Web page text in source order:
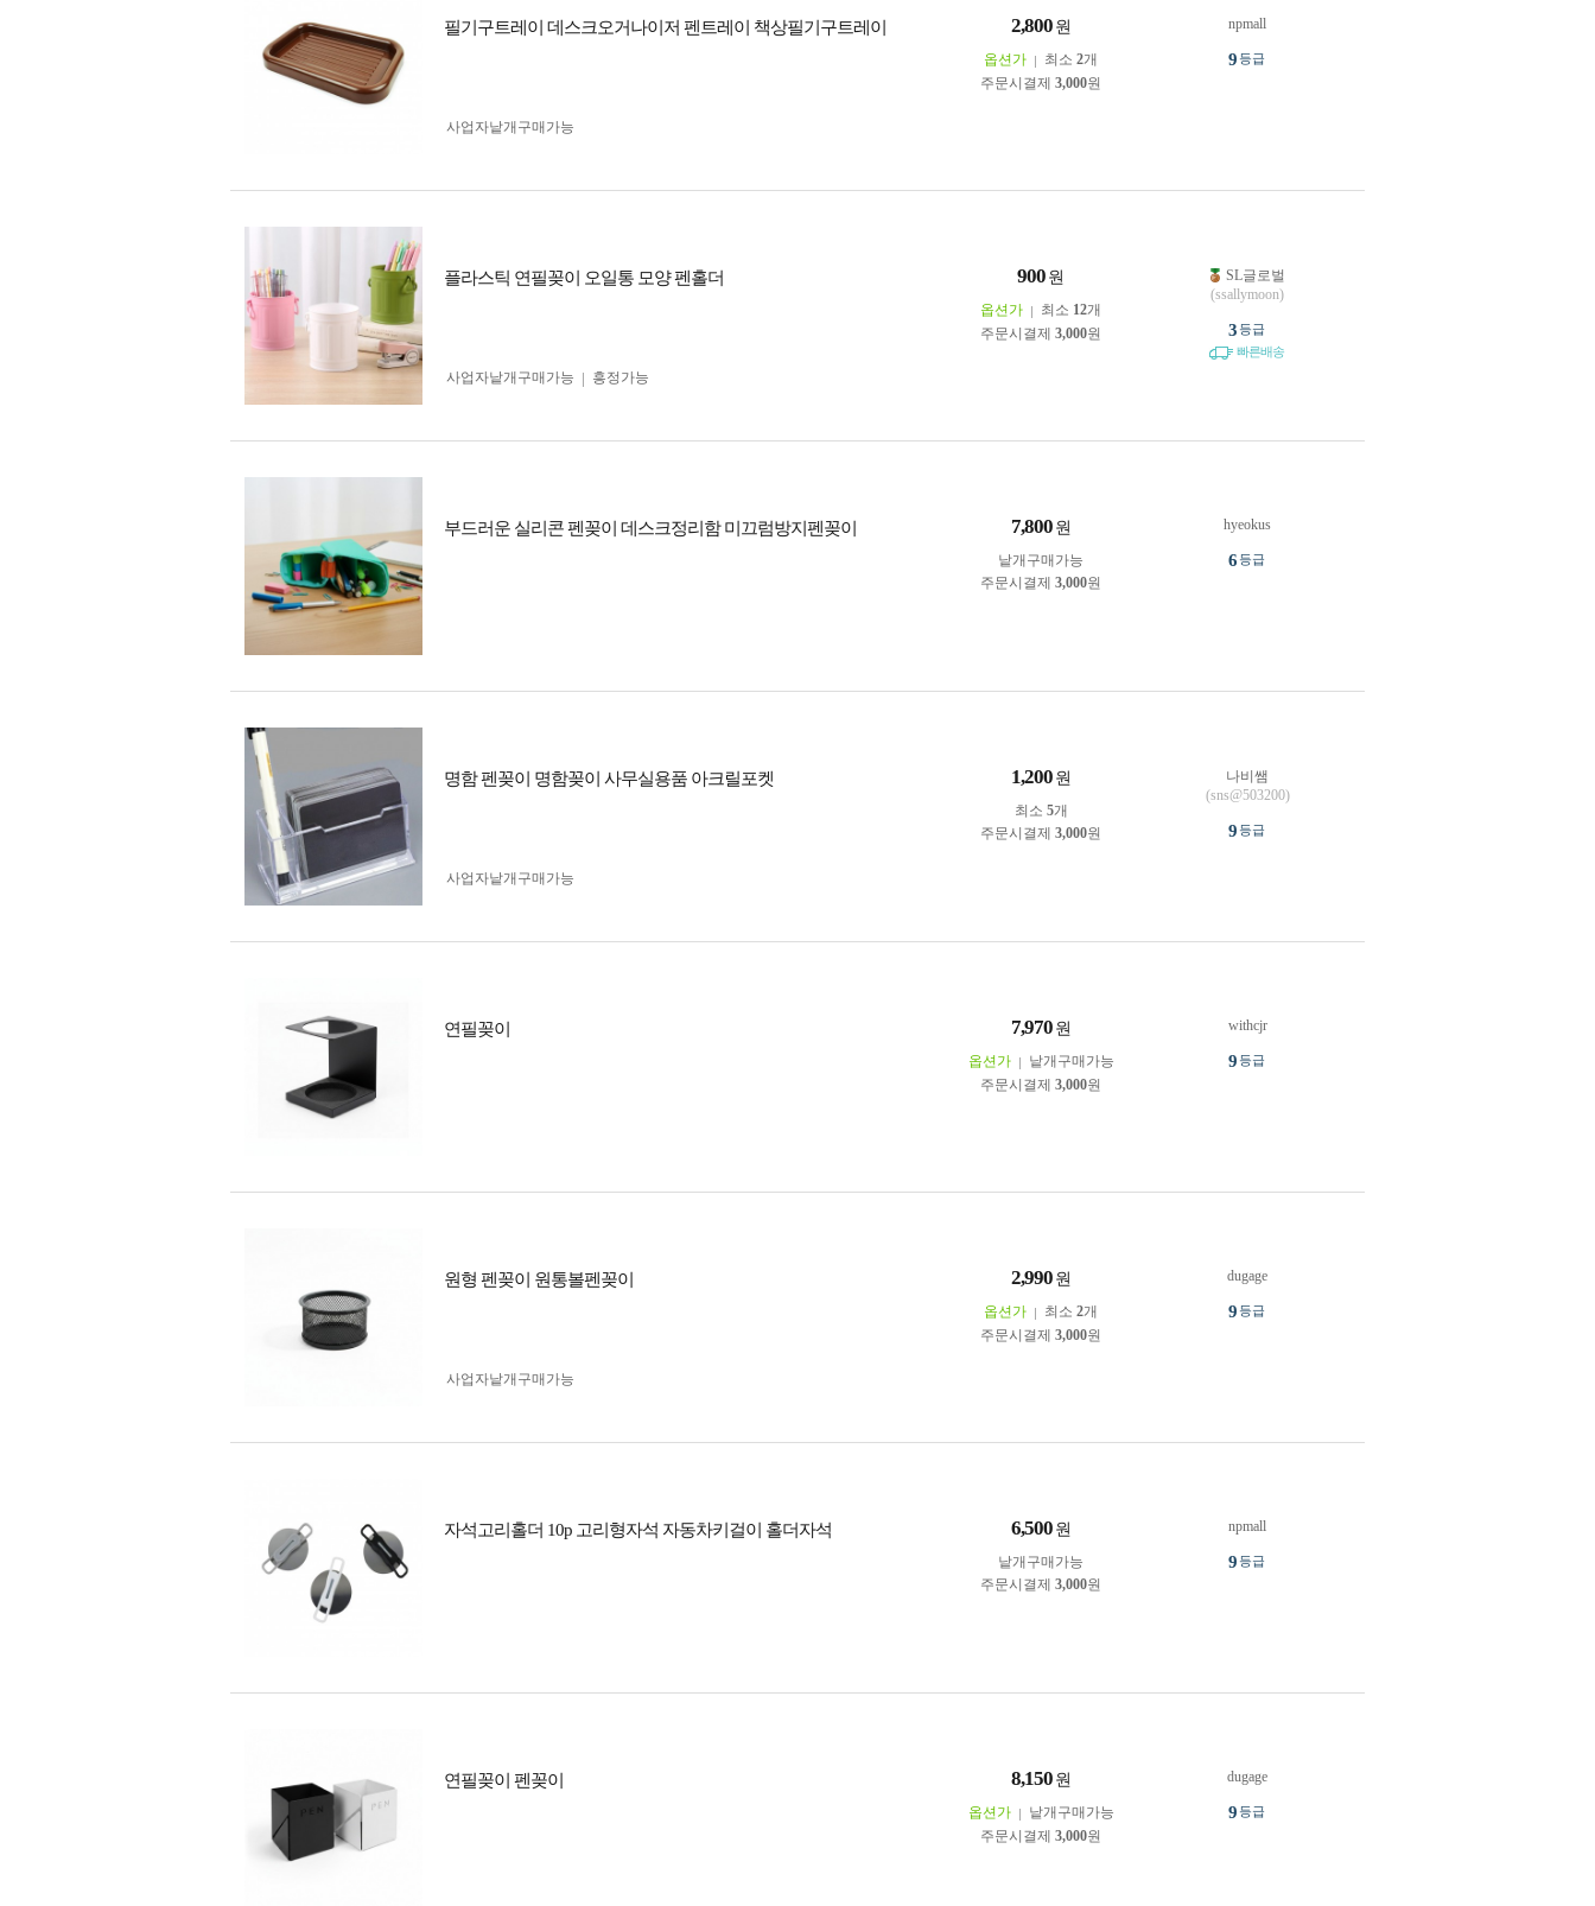
필기구트레이 데스크오거나이저 펜트레이 책상필기구트레이 2,800 원
옵션가 최소 2개
주문시결제 3,000원
사업자 낱개구매가능
npmall
9등급
플라스틱 연필꽂이 오일통 모양 펜홀더 900 원
옵션가 최소 12개
주문시결제 3,000원
사업자 낱개구매가능 흥정가능
SL글로벌
(ssallymoon)
3등급
빠른배송
부드러운 실리콘 펜꽂이 데스크정리함 미끄럼방지펜꽂이 7,800 원
낱개구매가능
주문시결제 3,000원
hyeokus
6등급
명함 펜꽂이 명함꽂이 사무실용품 아크릴포켓 1,200 원
최소 5개
주문시결제 3,000원
사업자 낱개구매가능
나비쌤
(sns@503200)
9등급
연필꽂이 7,970 원
옵션가
낱개구매가능
주문시결제 3,000원
withcjr
9등급
원형 펜꽂이 원통볼펜꽂이 2,990 원
옵션가 최소 2개
주문시결제 3,000원
사업자 낱개구매가능
dugage
9등급
자석고리홀더 10p 고리형자석 자동차키걸이 홀더자석 6,500 원
낱개구매가능
주문시결제 3,000원
npmall
9등급
연필꽂이 펜꽂이 8,150 원
옵션가
낱개구매가능
주문시결제 3,000원
dugage
9등급